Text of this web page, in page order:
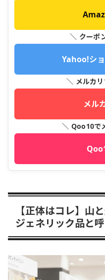
＼ クーポ
Yahoo!シ
＼ メルカ
メル
＼ Qoo10で
【正体はコレ】山
ジェネリック品と